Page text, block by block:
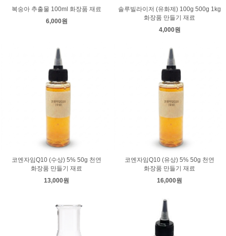
복숭아 추출물 100ml 화장품 재료
6,000원
솔루빌라이저 (유화제) 100g 500g 1kg
화장품 만들기 재료
4,000원
코엔자임Q10 (수상) 5% 50g 천연
화장품 만들기 재료
13,000원
코엔자임Q10 (유상) 5% 50g 천연
화장품 만들기 재료
16,000원